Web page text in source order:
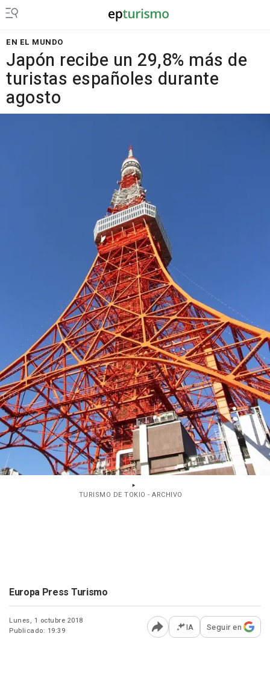
EN EL MUNDO
Japón recibe un 29,8% más de
turistas españoles durante
agosto
TURISMO DE TOKIO - ARCHIVO
Europa Press Turismo
Lunes, 1 octubre 2018
Publicado: 19:39
Abrir opciones para
IA Seguir en